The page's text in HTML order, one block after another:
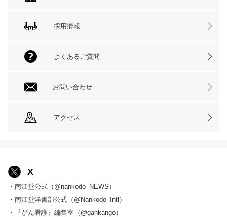
採用情報
よくあるご質問
お問い合わせ
アクセス
X
・南江堂公式（@nankodo_NEWS）
・南江堂洋書部公式（@Nankodo_Intl）
・『がん看護』編集室（@gankango）